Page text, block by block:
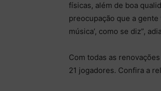
físicas, além de boa
preocupação que a
música’, como se diz”,
Com todas as
21 jogadores. Confira a